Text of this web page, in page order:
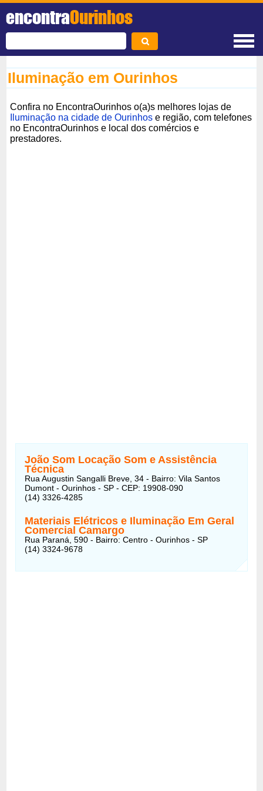
encontraOurinhos
Iluminação em Ourinhos
Confira no EncontraOurinhos o(a)s melhores lojas de
Iluminação na cidade de Ourinhos e região, com telefones
no EncontraOurinhos e local dos comércios e
prestadores.
João Som Locação Som e Assistência
Técnica
Rua Augustin Sangalli Breve, 34 - Bairro: Vila Santos
Dumont - Ourinhos - SP - CEP: 19908-090
(14) 3326-4285
Materiais Elétricos e Iluminação Em Geral
Comercial Camargo
Rua Paraná, 590 - Bairro: Centro - Ourinhos - SP
(14) 3324-9678